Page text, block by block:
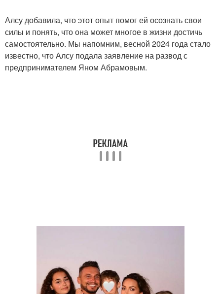
Алсу добавила, что этот опыт помог ей осознать свои
силы и понять, что она может многое в жизни достичь
самостоятельно. Мы напомним, весной 2024 года стало
известно, что Алсу подала заявление на развод с
предпринимателем Яном Абрамовым.